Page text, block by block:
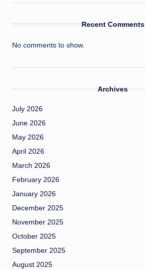
Recent Comments
No comments to show.
Archives
July 2026
June 2026
May 2026
April 2026
March 2026
February 2026
January 2026
December 2025
November 2025
October 2025
September 2025
August 2025